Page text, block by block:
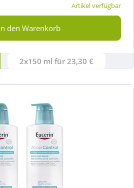
Artikel verfügbar
den Warenkorb
2x150 ml für 23,30 €